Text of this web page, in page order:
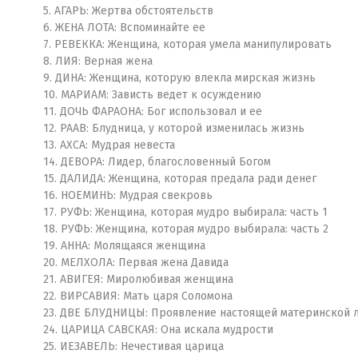
5. АГАРЬ: Жертва обстоятельств
6. ЖЕНА ЛОТА: Вспоминайте ее
7. РЕВЕККА: Женщина, которая умела манипулировать
8. ЛИЯ: Верная жена
9. ДИНА: Женщина, которую влекла мирская жизнь
10. МАРИАМ: Зависть ведет к осуждению
11. ДОЧЬ ФАРАОНА: Бог использовал и ее
12. РААВ: Блудница, у которой изменилась жизнь
13. АХСА: Мудрая невеста
14. ДЕВОРА: Лидер, благословенный Богом
15. ДАЛИДА: Женщина, которая предала ради денег
16. НОЕМИНЬ: Мудрая свекровь
17. РУФЬ: Женщина, которая мудро выбирала: часть 1
18. РУФЬ: Женщина, которая мудро выбирала: часть 2
19. АННА: Молящаяся женщина
20. МЕЛХОЛА: Первая жена Давида
21. АВИГЕЯ: Миролюбивая женщина
22. ВИРСАВИЯ: Мать царя Соломона
23. ДВЕ БЛУДНИЦЫ: Проявление настоящей материнской
24. ЦАРИЦА САВСКАЯ: Она искала мудрости
25. ИЕЗАВЕЛЬ: Нечестивая царица